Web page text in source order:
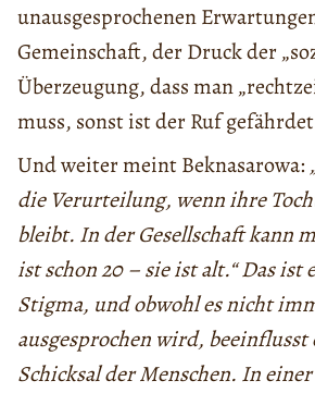
unausgesprochenen
Gemeinschaft, der Druck der
Überzeugung, dass man
muss, sonst ist der Ruf
Und weiter meint Beknasarowa:
die Verurteilung, wenn ihre
bleibt. In der Gesellschaft kann
ist schon 20 – sie ist alt.“ Das ist
Stigma, und obwohl es nicht
ausgesprochen wird, beeinflusst
Schicksal der Menschen. In